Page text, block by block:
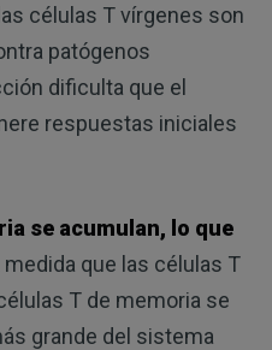
células T vírgenes son
patógenos
dificulta que el
respuestas iniciales
se acumulan, lo que
medida que las células T
T de memoria se
grande del sistema